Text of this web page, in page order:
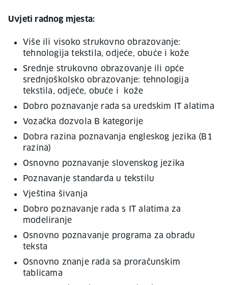
Uvjeti radnog mjesta:
Više ili visoko strukovno obrazovanje:
tehnologija tekstila, odjeće, obuće i kože
Srednje strukovno obrazovanje ili opće
srednjoškolsko obrazovanje: tehnologija
tekstila, odjeće, obuće i kože
Dobro poznavanje rada sa uredskim IT alatima
Vozačka dozvola B kategorije
Dobra razina poznavanja engleskog jezika (B1
razina)
Osnovno poznavanje slovenskog jezika
Poznavanje standarda u tekstilu
Vještina šivanja
Dobro poznavanje rada s IT alatima za
modeliranje
Osnovno poznavanje programa za obradu
teksta
Osnovno znanje rada sa proračunskim
tablicama